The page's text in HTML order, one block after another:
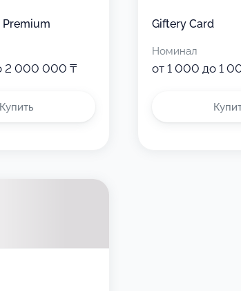
Premium
2 000 000 ₸
Купить
Giftery Card
Номинал
от 1 000 до 1